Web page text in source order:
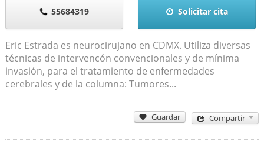
55684319 Solicitar cita
Eric Estrada es neurocirujano en CDMX. Utiliza diversas
técnicas de intervencón convencionales y de mínima
invasión, para el tratamiento de enfermedades
cerebrales y de la columna: Tumores...
Guardar Compartir